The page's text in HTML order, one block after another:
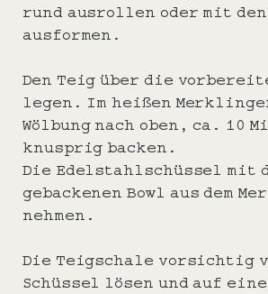
rund ausrollen oder mit den
ausformen.
Den Teig über die
legen. Im heißen
Wölbung nach oben, ca. 10
knusprig backen.
Die Edelstahlschüssel mit
gebackenen Bowl aus dem
nehmen.
Die Teigschale vorsichtig
Schüssel lösen und auf